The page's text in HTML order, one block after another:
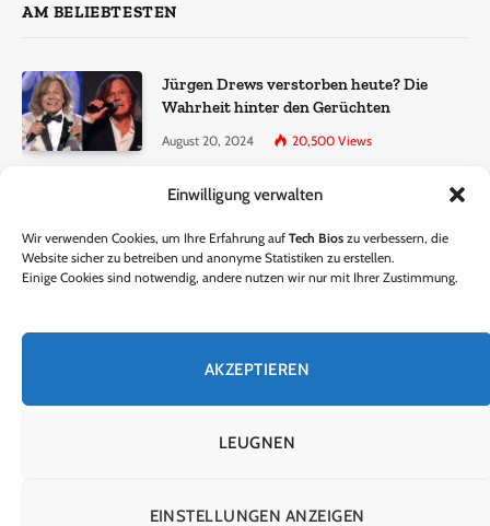
Einwilligung verwalten
Wir verwenden Cookies, um Ihre Erfahrung auf Tech Bios zu verbessern, die
Website sicher zu betreiben und anonyme Statistiken zu erstellen.
Einige Cookies sind notwendig, andere nutzen wir nur mit Ihrer Zustimmung.
AKZEPTIEREN
LEUGNEN
EINSTELLUNGEN ANZEIGEN
AM BELIEBTESTEN
Jürgen Drews verstorben heute? Die
Wahrheit hinter den Gerüchten
August 20, 2024 20,500 Views
Ralf Dammasch Traueranzeige:
June 26, 2024 13,285Views
hinter den Gerüchten
October 5, 2024 9,301
HEIM ÜBER UNS KONTAKTIERE UNS